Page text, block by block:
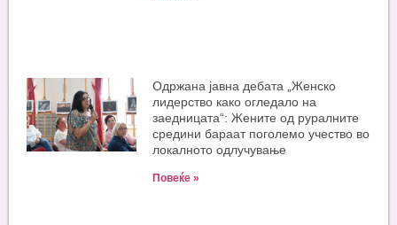
Одржана јавна дебата „Женско
лидерство како огледало на
заедницата“: Жените од руралните
средини бараат поголемо учество во
локалното одлучување
Повеќе »